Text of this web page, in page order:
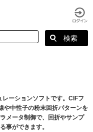
ーションソフトです。CIFフ
や中性子の粉末回折パターンを
メータ制御で、回折やサンプ
事ができます。